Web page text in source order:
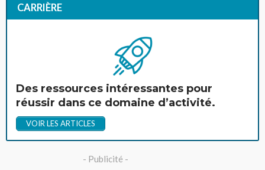
CARRIÈRE
Des ressources intéressantes pour
réussir dans ce domaine d’activité.
VOIR LES ARTICLES
- Publicité -